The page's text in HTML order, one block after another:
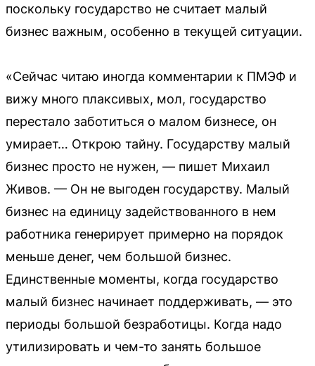
поскольку государство не считает малый
бизнес важным, особенно в текущей ситуации.
«Сейчас читаю иногда комментарии к ПМЭФ и
вижу много плаксивых, мол, государство
перестало заботиться о малом бизнесе, он
умирает… Открою тайну. Государству малый
бизнес просто не нужен, — пишет Михаил
Живов. — Он не выгоден государству. Малый
бизнес на единицу задействованного в нем
работника генерирует примерно на порядок
меньше денег, чем большой бизнес.
Единственные моменты, когда государство
малый бизнес начинает поддерживать, — это
периоды большой безработицы. Когда надо
утилизировать и чем-то занять большое